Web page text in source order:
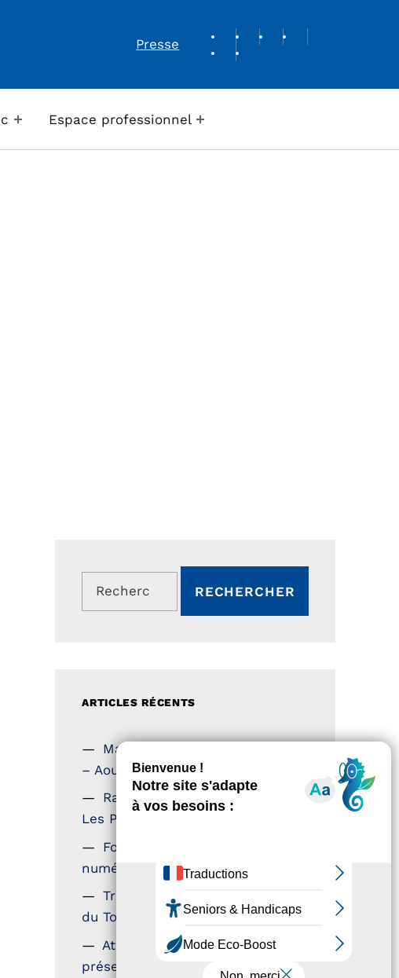
Presse
REVUE DE PRESSE
Espace professionnel
Rechercher :
ARTICLES RÉCENTS
Magazine Tourisme Accessible
– Aout 2026
Rallye Aicha des Gazelles –
Les Petillantes
Formation Communication
numérique
Trophées Horizons – Acteurs
du Tourisme Durable
Atout France – flyer
présentation label Tourisme &